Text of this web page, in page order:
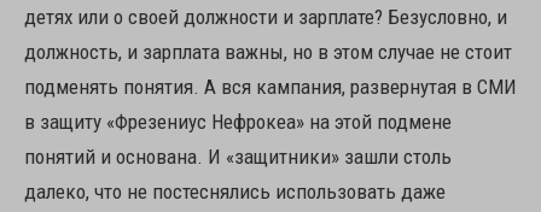
детях или о своей должности и зарплате? Безусловно, и
должность, и зарплата важны, но в этом случае не стоит
подменять понятия. А вся кампания, развернутая в СМИ
в защиту «Фрезениус Нефрокеа» на этой подмене
понятий и основана. И «защитники» зашли столь
далеко, что не постеснялись использовать даже